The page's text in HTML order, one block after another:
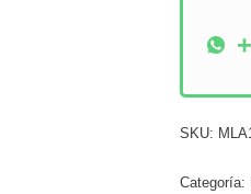
SKU:
Categoría: